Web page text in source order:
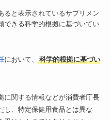
ると表示されているサプリメン
できる科学的根拠に基づいてい
において、
科学的根拠に基づい
に関する情報などが消費者庁長
し、特定保健用食品とは異な